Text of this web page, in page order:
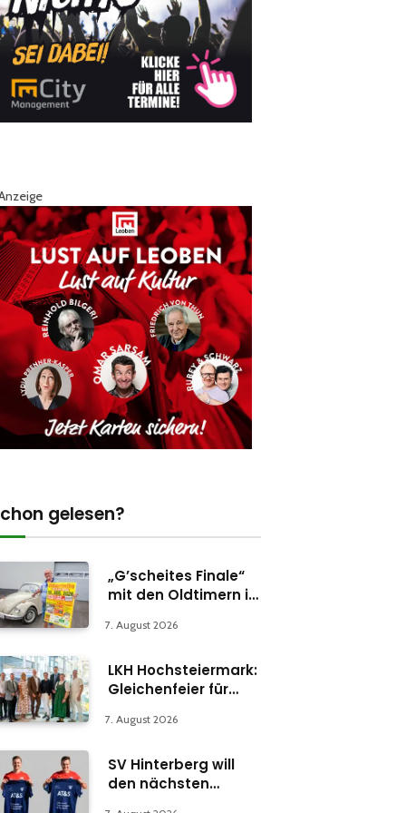
gelesen?
„G’scheites Finale“
mit den Oldtimern in
7. August 2026
LKH Hochsteiermark:
Gleichenfeier für
Abteilung in Bruck
7. August 2026
SV Hinterberg will
den nächsten